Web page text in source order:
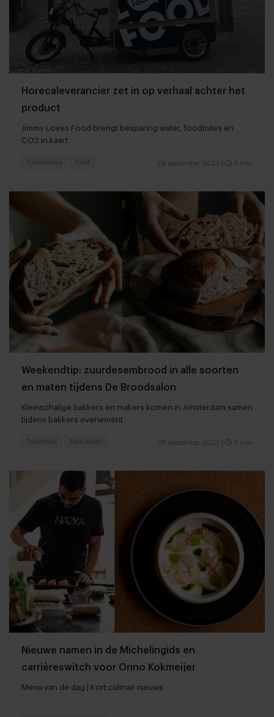
Horecaleverancier zet in op verhaal achter het
product
Jimmy Loves Food brengt besparing water, foodmiles en
CO2 in kaart
29 september 2023 3 min
Foodservice Food
Weekendtip: zuurdesembrood in alle soorten
en maten tijdens De Broodsalon
Kleinschalige bakkers en makers komen in Amsterdam samen
tijdens bakkers evenement
28 september 2023 3 min
Foodretail Take-away
Nieuwe namen in de Michelingids en
carrièreswitch voor Onno Kokmeijer
Menu van de dag | Kort culinair nieuws